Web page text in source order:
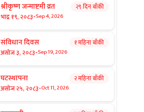
श्रीकृष्ण जन्माष्टमी व्रत
भाद्र १९, २०८३-Sep 4, 2026
२९ दिन बाँकी
संविधान दिवस
असोज ३, २०८३-Sep 19, 2026
१ महिना बाँकी
घटस्थापना
असोज २५, २०८३-Oct 11, 2026
२ महिना बाँकी